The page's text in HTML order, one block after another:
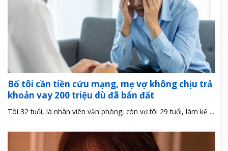
Bố tôi cần tiền cứu mạng, mẹ vợ không chịu trả
khoản vay 200 triệu dù đã bán đất
Tôi 32 tuổi, là nhân viên văn phòng, còn vợ tôi 29 tuổi, làm kế ...